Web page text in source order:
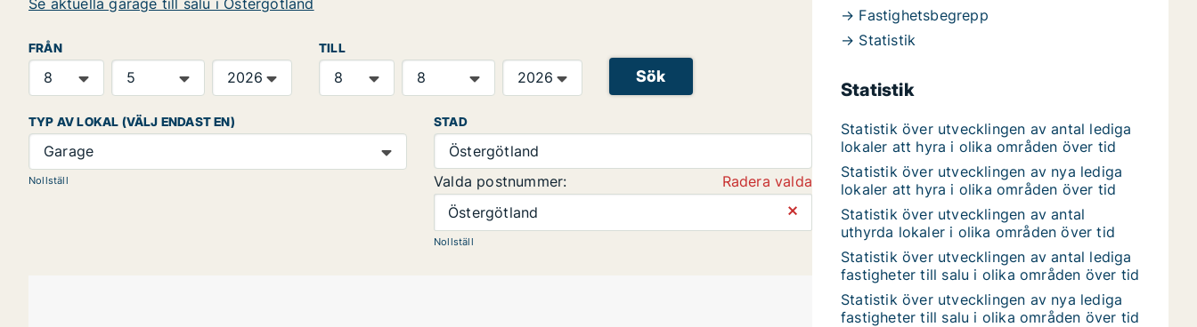
Se aktuella garage till salu i Östergötland
FRÅN TILL
Sök
TYP AV LOKAL (VÄLJ ENDAST EN)
Garage
Nollställ
STAD
Östergötland
Valda postnummer:
Radera valda
Östergötland
⨯
Nollställ
→ Fastighetsbegrepp
→ Statistik
Statistik
Statistik över utvecklingen av antal lediga
lokaler att hyra i olika områden över tid
Statistik över utvecklingen av nya lediga
lokaler att hyra i olika områden över tid
Statistik över utvecklingen av antal
uthyrda lokaler i olika områden över tid
Statistik över utvecklingen av antal lediga
fastigheter till salu i olika områden över tid
Statistik över utvecklingen av nya lediga
fastigheter till salu i olika områden över tid